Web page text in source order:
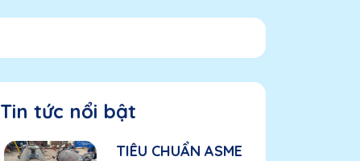
Tin tức nổi bật
TIÊU CHUẨN ASME